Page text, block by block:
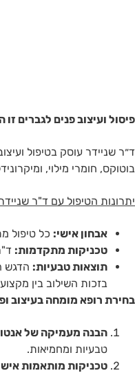
פיסול ועיצוב פנים לגברים
ד״ר שניידר עוסק בטיפול
בוטוקס, חומרי מילוי,
יתרונות הטיפול עם ד"ר
אבחון אישי: כל טיפול
טכניקות מתקדמות:
תוצאות טבעיות: הדגש
בזכות השילוב בין
בחירת רופא מומחה בעיצוב
הבנה מעמיקה של
טבעיות ומחמיאות​.
טכניקות מותאמות